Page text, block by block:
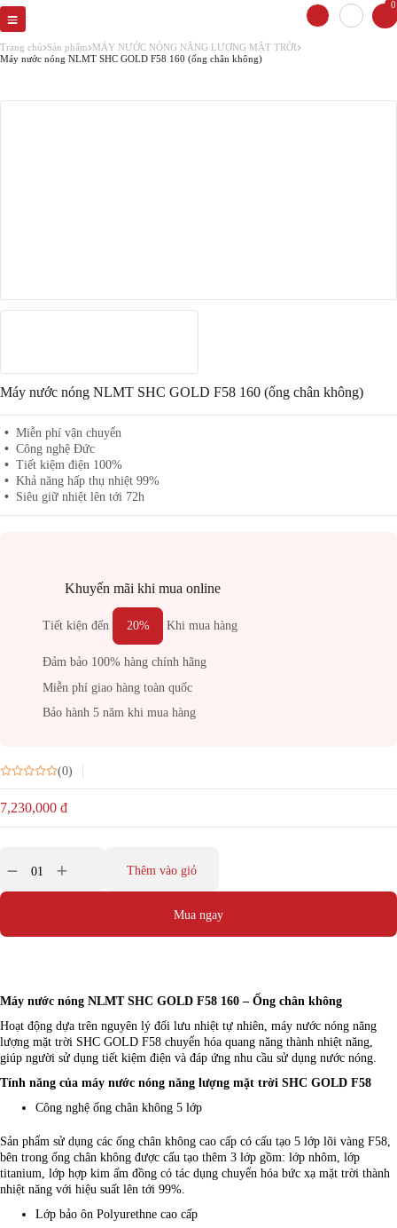
0
Trang chủ Sản phẩm MÁY NƯỚC NÓNG NĂNG LƯỢNG MẶT TRỜI
Máy nước nóng NLMT SHC GOLD F58 160 (ống chân không)
Máy nước nóng NLMT SHC GOLD F58 160 (ống chân không)
Miễn phí vận chuyển
Công nghệ Đức
Tiết kiệm điện 100%
Khả năng hấp thụ nhiệt 99%
Siêu giữ nhiệt lên tới 72h
Khuyến mãi khi mua online
Tiết kiện đến 20% Khi mua hàng
Đảm bảo 100% hàng chính hãng
Miễn phí giao hàng toàn quốc
Bảo hành 5 năm khi mua hàng
(0)
7,230,000 đ
Thêm vào giỏ
Mua ngay
Máy nước nóng NLMT SHC GOLD F58 160 – Ống chân không
Hoạt động dựa trên nguyên lý đối lưu nhiệt tự nhiên, máy nước nóng năng
lượng mặt trời SHC GOLD F58 chuyển hóa quang năng thành nhiệt năng,
giúp người sử dụng tiết kiệm điện và đáp ứng nhu cầu sử dụng nước nóng.
Tính năng của máy nước nóng năng lượng mặt trời SHC GOLD F58
Công nghệ ống chân không 5 lớp
Sản phẩm sử dụng các ống chân không cao cấp có cấu tạo 5 lớp lõi vàng F58,
bên trong ống chân không được cấu tạo thêm 3 lớp gồm: lớp nhôm, lớp
titanium, lớp hợp kim ấm đồng có tác dụng chuyển hóa bức xạ mặt trời thành
nhiệt năng với hiệu suất lên tới 99%.
Lớp bảo ôn Polyurethne cao cấp